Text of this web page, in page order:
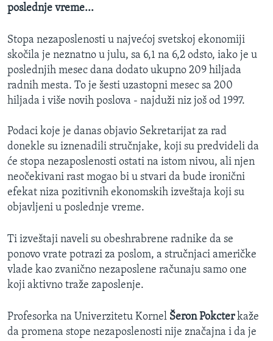
poslednje vreme...
Stopa nezaposlenosti u najvećoj svetskoj ekonomiji
skočila je neznatno u julu, sa 6,1 na 6,2 odsto, iako je u
poslednjih mesec dana dodato ukupno 209 hiljada
radnih mesta. To je šesti uzastopni mesec sa 200
hiljada i više novih poslova - najduži niz još od 1997.
Podaci koje je danas objavio Sekretarijat za rad
donekle su iznenadili stručnjake, koji su predvideli da
će stopa nezaposlenosti ostati na istom nivou, ali njen
neočekivani rast mogao bi u stvari da bude ironični
efekat niza pozitivnih ekonomskih izveštaja koji su
objavljeni u poslednje vreme.
Ti izveštaji naveli su obeshrabrene radnike da se
ponovo vrate potrazi za poslom, a stručnjaci američke
vlade kao zvanično nezaposlene računaju samo one
koji aktivno traže zaposlenje.
Profesorka na Univerzitetu Kornel Šeron Pokcterkaže
da promena stope nezaposlenosti nije značajna i da je